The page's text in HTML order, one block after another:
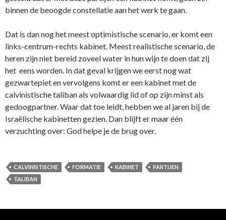
binnen de beoogde constellatie aan het werk te gaan.
Dat is dan nog het meest optimistische scenario, er komt een
links-centrum-rechts kabinet. Meest realistische scenario, de
heren zijn niet bereid zoveel water in hun wijn te doen dat zij
het eens worden. In dat geval krijgen we eerst nog wat
gezwartepiet en vervolgens komt er een kabinet met de
calvinistische taliban als volwaardig lid of op zijn minst als
gedoogpartner. Waar dat toe leidt, hebben we al jaren bij de
Israëlische kabinetten gezien. Dan blijft er maar één
verzuchting over: God helpe je de brug over.
CALVINISTISCHE FORMATIE KABINET
PARTIJEN
TALIBAN